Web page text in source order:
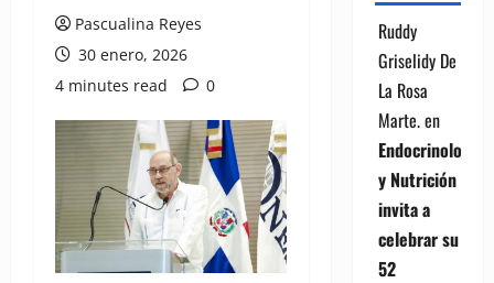
Pascualina Reyes
30 enero, 2026
4 minutes read
0
Ruddy
Griselidy De
La Rosa
Marte.en
Endocrinología
y Nutrición
invita a
celebrar su
52